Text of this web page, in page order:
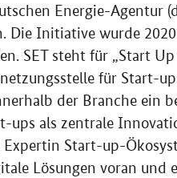
Energie-Agentur
Die Initiative wurde
SET steht für „Start
für Start-
der Branche ein
ups als zentrale
Start-up-
Lösungen voran und